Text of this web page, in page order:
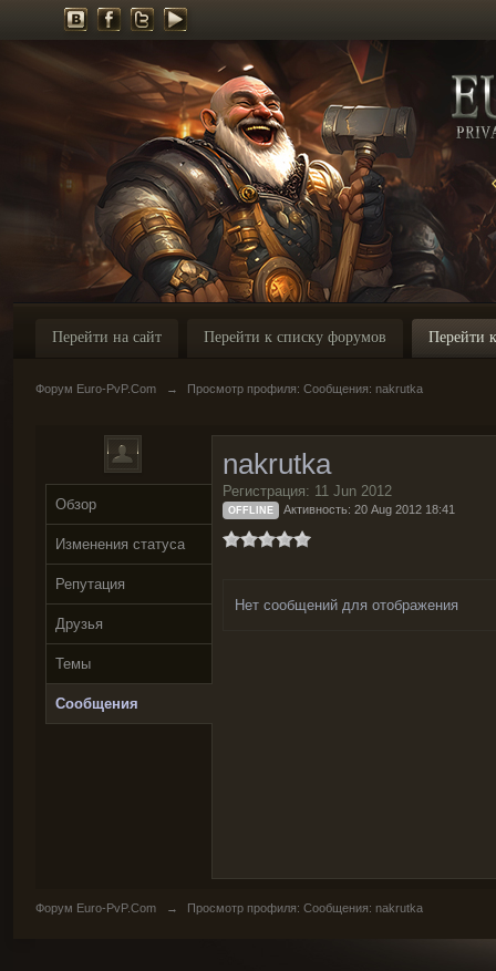
Перейти на сайт Перейти к списку форумов Перейти
Форум Euro-PvP.Com → Просмотр профиля: Сообщения: nakrutka
Обзор
Изменения статуса
Репутация
Друзья
Темы
Сообщения
nakrutka
Регистрация: 11 Jun 2012
OFFLINE Активность: 20 Aug 2012 18:41
Нет сообщений для отображения
Форум Euro-PvP.Com → Просмотр профиля: Сообщения: nakrutka